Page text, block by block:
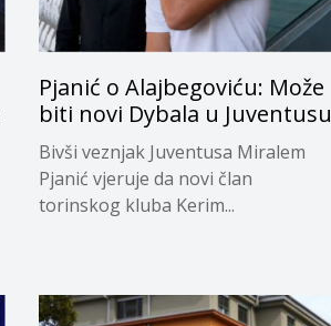
Pjanić o Alajbegoviću: Može
biti novi Dybala u Juventusu
Bivši veznjak Juventusa Miralem
Pjanić vjeruje da novi član
torinskog kluba Kerim...